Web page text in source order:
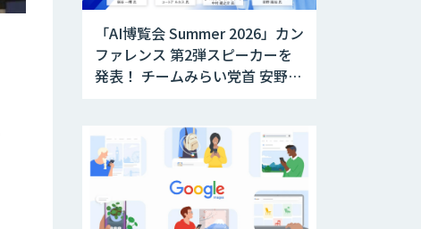
「AI博覧会 Summer 2026」カン
ファレンス 第2弾スピーカーを
発表！ チームみらい党首 安野貴
AI、経営・製造・営業のAI活用
事例も公開